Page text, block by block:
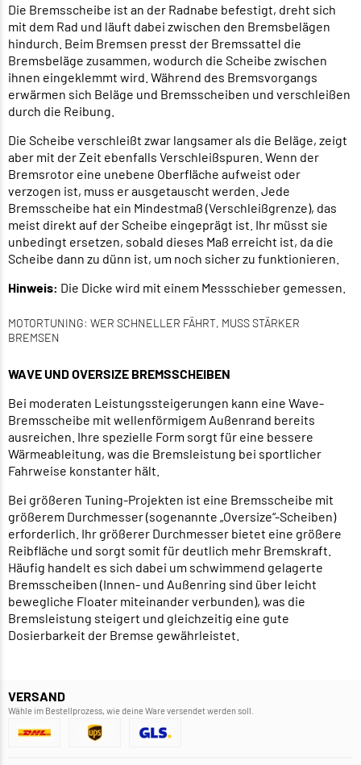
Die Bremsscheibe ist an der Radnabe befestigt, dreht sich
mit dem Rad und läuft dabei zwischen den Bremsbelägen
hindurch. Beim Bremsen presst der Bremssattel die
Bremsbeläge zusammen, wodurch die Scheibe zwischen
ihnen eingeklemmt wird. Während des Bremsvorgangs
erwärmen sich Beläge und Bremsscheiben und verschleißen
durch die Reibung.
Die Scheibe verschleißt zwar langsamer als die Beläge, zeigt
aber mit der Zeit ebenfalls Verschleißspuren. Wenn der
Bremsrotor eine unebene Oberfläche aufweist oder
verzogen ist, muss er ausgetauscht werden. Jede
Bremsscheibe hat ein Mindestmaß (Verschleißgrenze), das
meist direkt auf der Scheibe eingeprägt ist. Ihr müsst sie
unbedingt ersetzen, sobald dieses Maß erreicht ist, da die
Scheibe dann zu dünn ist, um noch sicher zu funktionieren.
Hinweis: Die Dicke wird mit einem Messschieber gemessen.
MOTORTUNING: WER SCHNELLER FÄHRT, MUSS STÄRKER
BREMSEN
WAVE UND OVERSIZE BREMSSCHEIBEN
Bei moderaten Leistungssteigerungen kann eine Wave-
Bremsscheibe mit wellenförmigem Außenrand bereits
ausreichen. Ihre spezielle Form sorgt für eine bessere
Wärmeableitung, was die Bremsleistung bei sportlicher
Fahrweise konstanter hält.
Bei größeren Tuning-Projekten ist eine Bremsscheibe mit
größerem Durchmesser (sogenannte „Oversize“-Scheiben)
erforderlich. Ihr größerer Durchmesser bietet eine größere
Reibfläche und sorgt somit für deutlich mehr Bremskraft.
Häufig handelt es sich dabei um schwimmend gelagerte
Bremsscheiben (Innen- und Außenring sind über leicht
bewegliche Floater miteinander verbunden), was die
Bremsleistung steigert und gleichzeitig eine gute
Dosierbarkeit der Bremse gewährleistet.
VERSAND
Wähle im Bestellprozess, wie deine Ware versendet werden soll.